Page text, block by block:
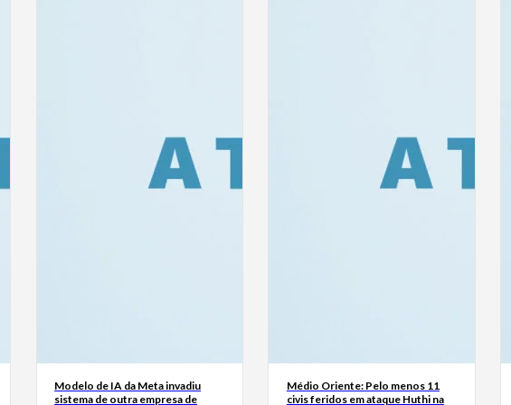
Modelo de IA da Meta invadiu
sistema de outra empresa de
Médio Oriente: Pelo menos 11
civis feridos em ataque Huthi na